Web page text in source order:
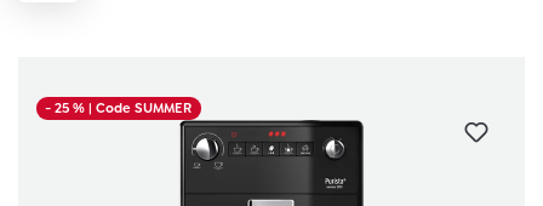
- 25 %| Code SUMMER